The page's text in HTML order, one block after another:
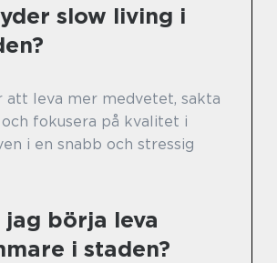
slow living i
att leva mer medvetet, sakta
fokusera på kvalitet i
i en snabb och stressig
jag börja leva
i staden?